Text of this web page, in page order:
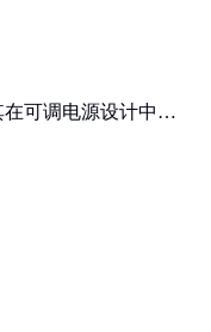
可调电源设计中的